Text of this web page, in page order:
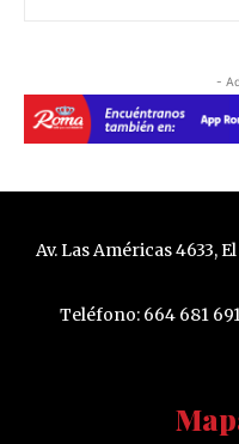
-
Av. Las Américas 4633,
Teléfono: 664 681